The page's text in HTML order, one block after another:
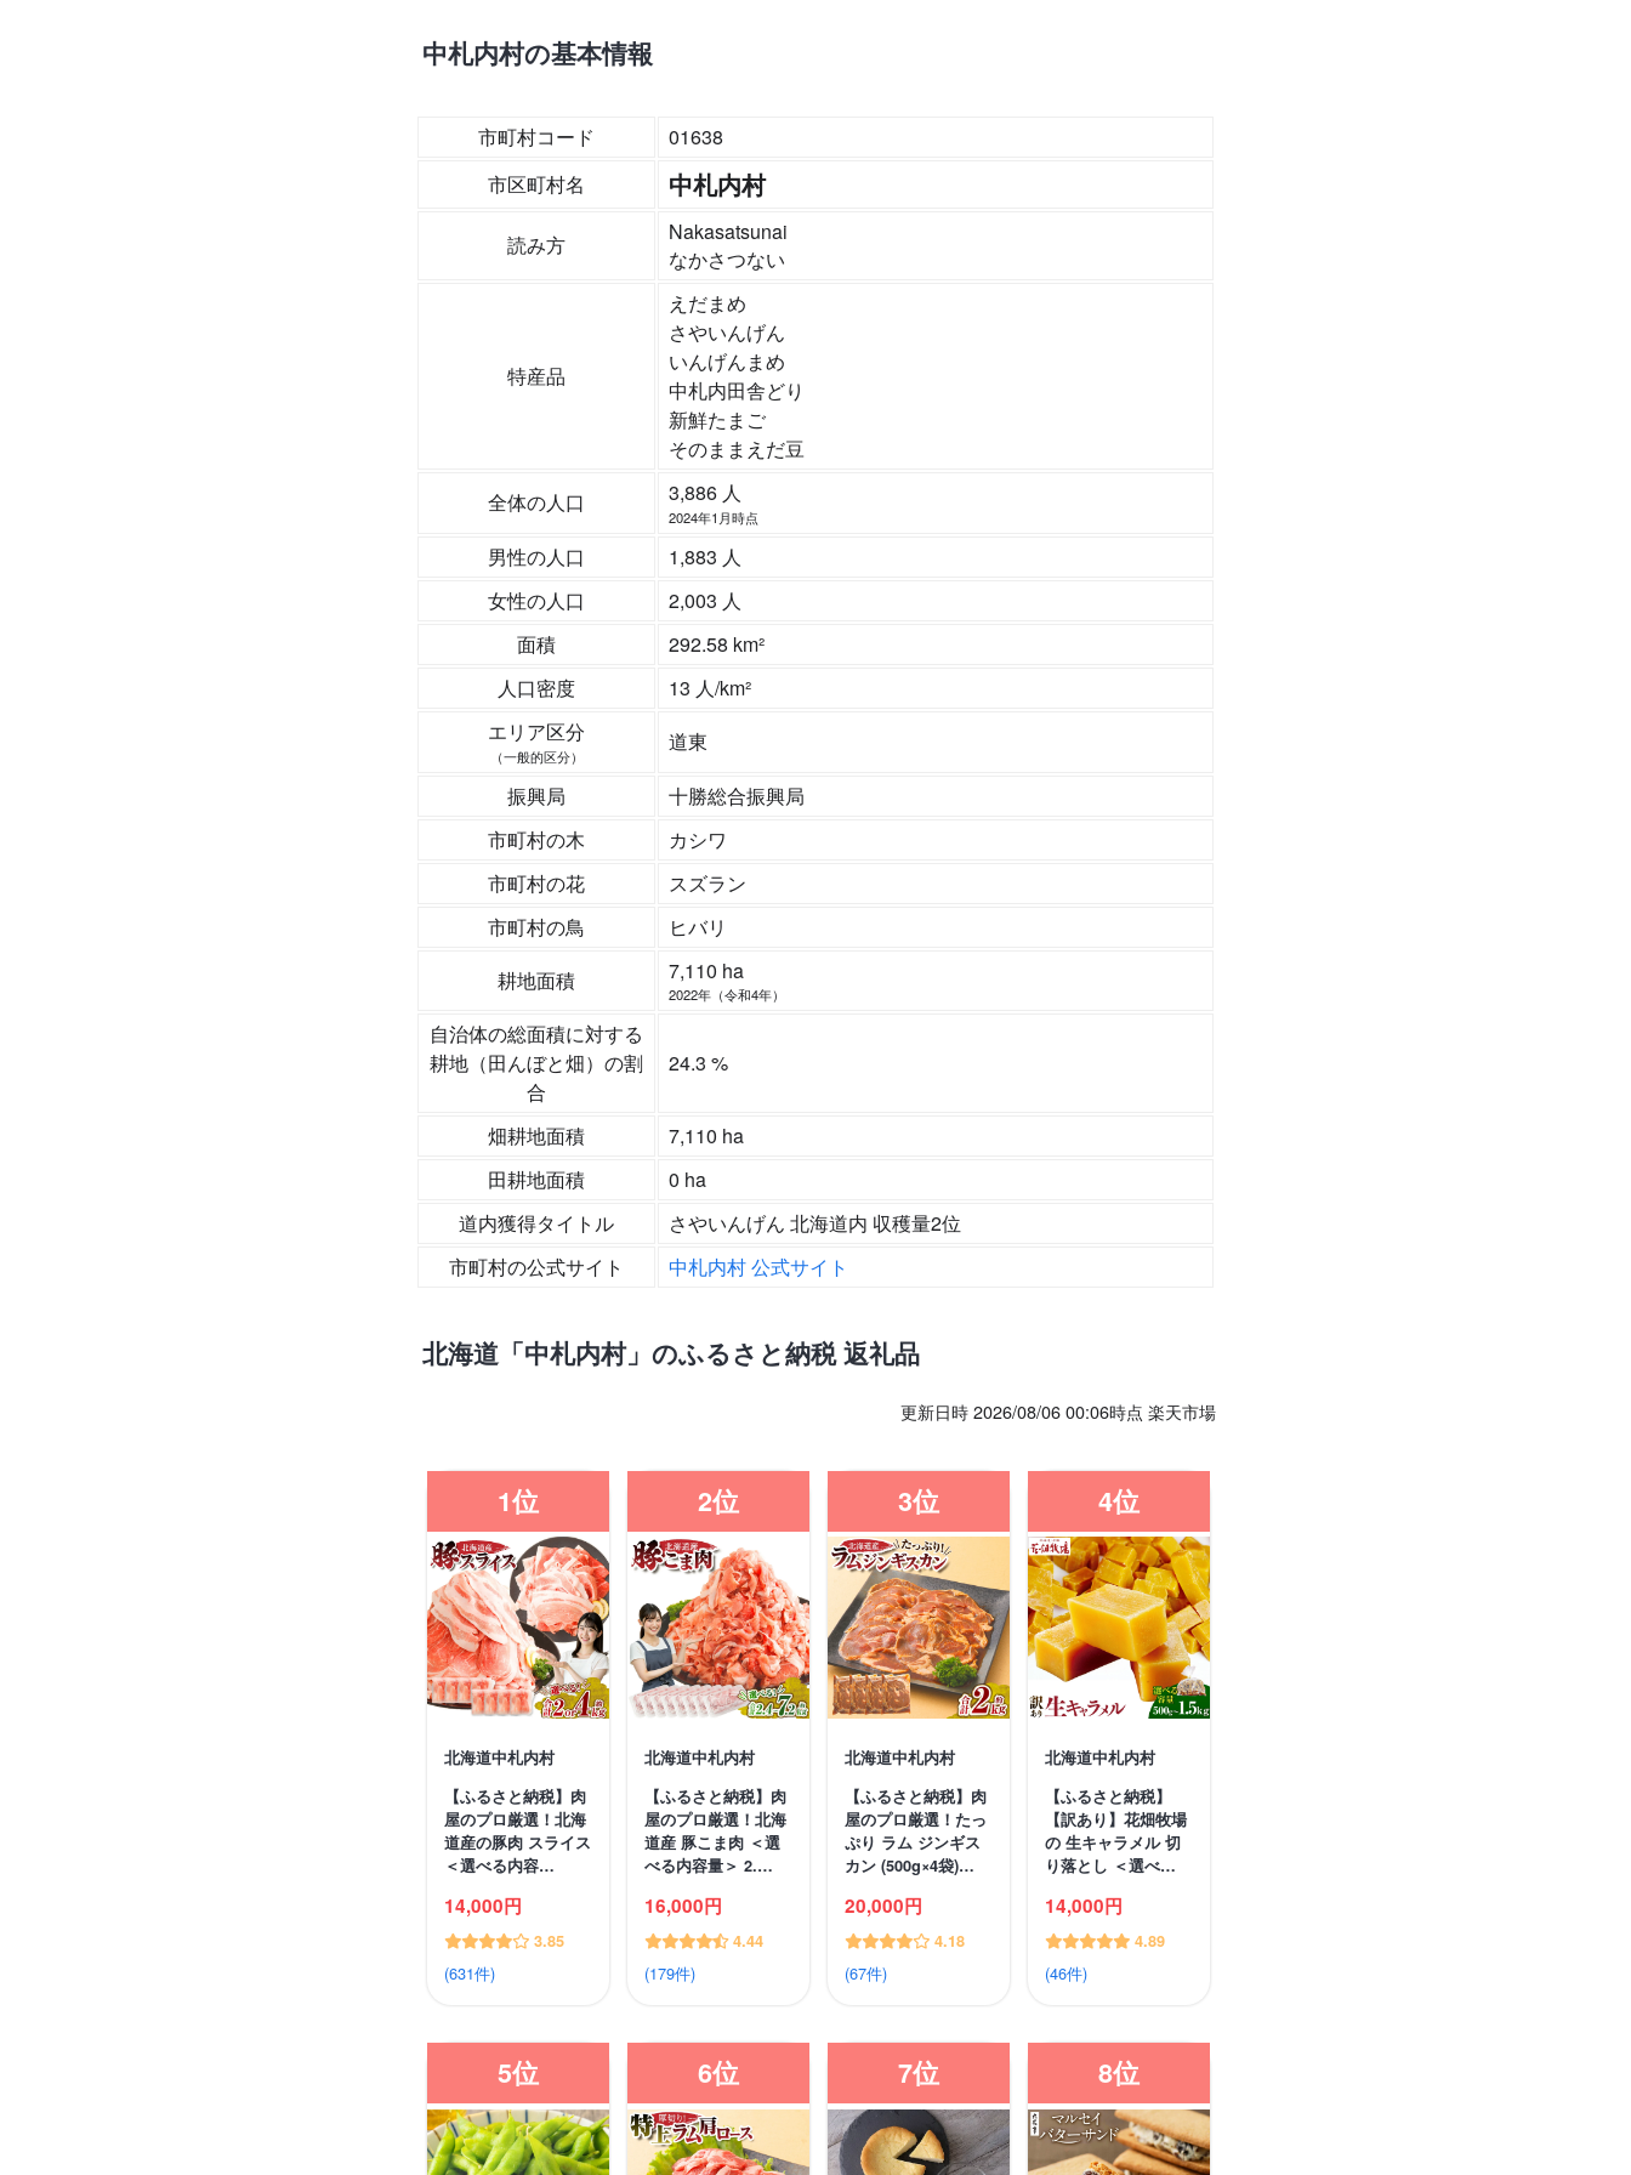
中札内村の基本情報
市町村コード
01638
市区町村名
中札内村
読み方
Nakasatsunai
なかさつない
特産品
えだまめ
さやいんげん
いんげんまめ
中札内田舎どり
新鮮たまご
そのままえだ豆
全体の人口
3,886 人
2024年1月時点
男性の人口
1,883 人
女性の人口
2,003 人
面積
292.58 km²
人口密度
13 人/km²
エリア区分
（一般的区分）
道東
振興局
十勝総合振興局
市町村の木
カシワ
市町村の花
スズラン
市町村の鳥
ヒバリ
耕地面積
7,110 ha
2022年（令和4年）
自治体の総面積に対する
耕地（田んぼと畑）の割
合
24.3 %
畑耕地面積
7,110 ha
田耕地面積
0 ha
道内獲得タイトル
さやいんげん 北海道内 収穫量2位
市町村の公式サイト
中札内村 公式サイト
北海道「中札内村」のふるさと納税 返礼品
更新日時 2026/08/06 00:06時点 楽天市場
1位
北海道中札内村
【ふるさと納税】肉
屋のプロ厳選！北海
道産の豚肉 スライス
＜選べる内容…
14,000円
3.85
(631件)
2位
北海道中札内村
【ふるさと納税】肉
屋のプロ厳選！北海
道産 豚こま肉 ＜選
べる内容量＞ 2.…
16,000円
4.44
(179件)
3位
北海道中札内村
【ふるさと納税】肉
屋のプロ厳選！たっ
ぷり ラム ジンギス
カン (500g×4袋)…
20,000円
4.18
(67件)
4位
北海道中札内村
【ふるさと納税】
【訳あり】花畑牧場
の 生キャラメル 切
り落とし ＜選べ…
14,000円
4.89
(46件)
5位 6位 7位 8位